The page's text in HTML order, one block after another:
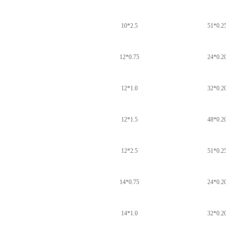
10*2.5
12*0.75
12*1.0
12*1.5
12*2.5
14*0.75
14*1.0